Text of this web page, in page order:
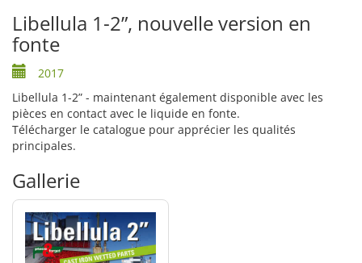
Libellula 1-2”, nouvelle version en
fonte
2017
Libellula 1-2” - maintenant également disponible avec les
pièces en contact avec le liquide en fonte.
Télécharger le catalogue pour apprécier les qualités
principales.
Gallerie